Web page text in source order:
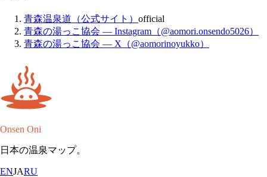
青森温泉道（公式サイト） official
青森の湯っこ協会 — Instagram（@aomori.onsendo5026）
青森の湯っこ協会 — X（@aomorinoyukko）
Onsen Oni
日本の温泉マップ。
ENJARU